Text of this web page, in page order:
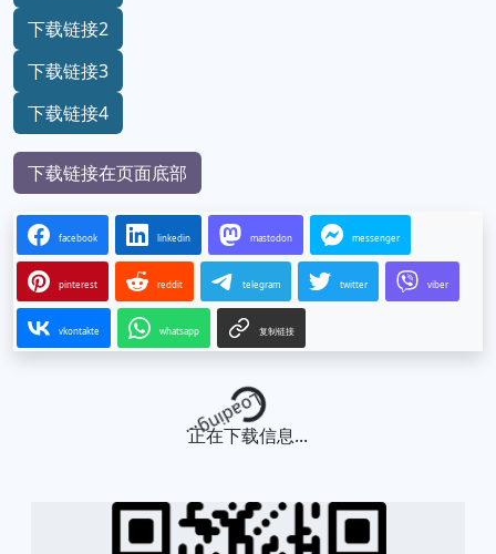
下载链接2
下载链接3
下载链接4
下载链接在页面底部
facebook linkedin mastodon messenger
pinterest reddit telegram twitter viber
vkontakte whatsapp 复制链接
Loading...
正在下载信息...